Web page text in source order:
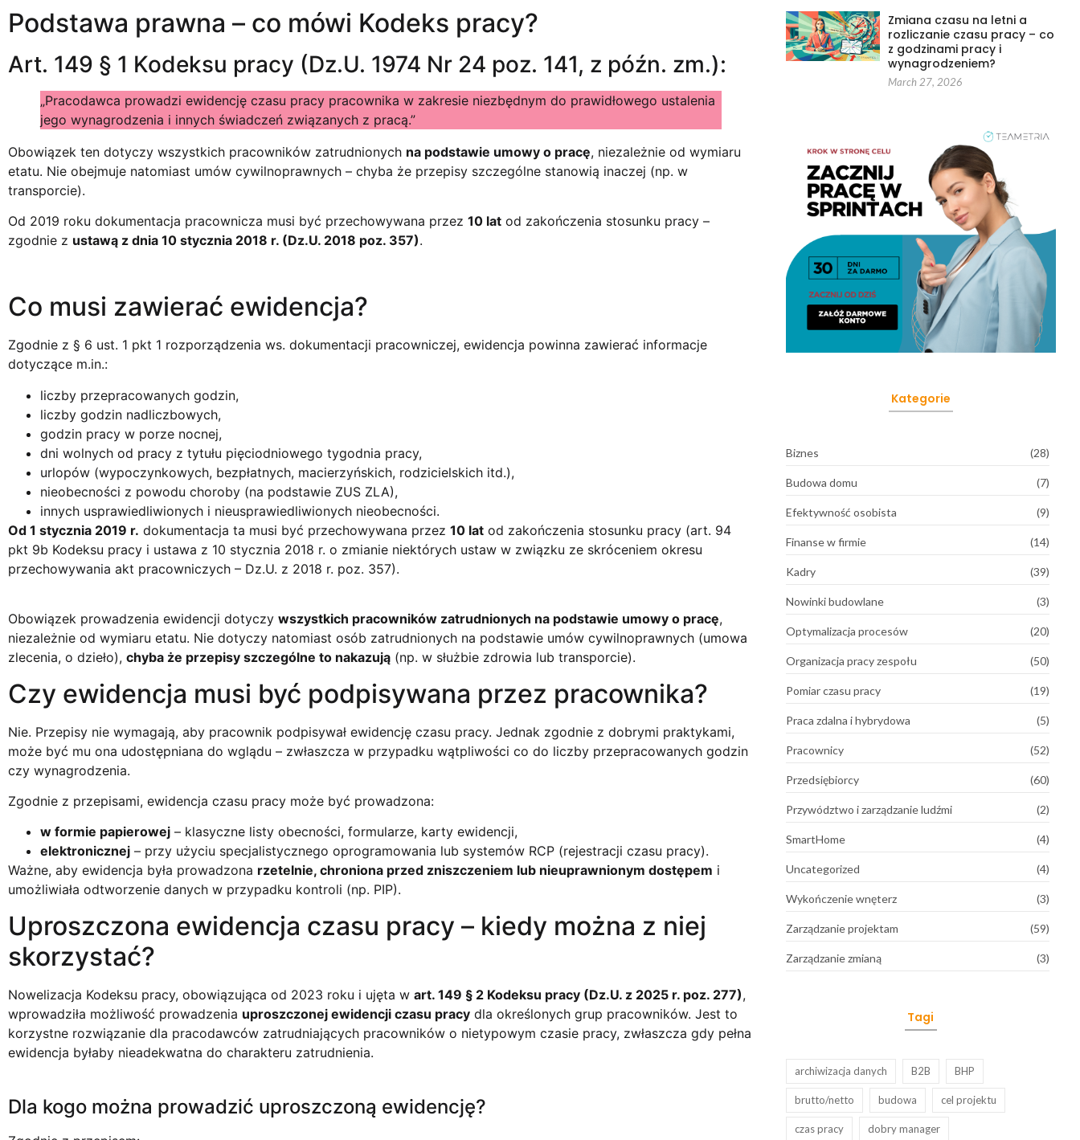
Podstawa prawna – co mówi Kodeks pracy?
Art. 149 § 1 Kodeksu pracy (Dz.U. 1974 Nr 24 poz. 141, z późn. zm.):
„Pracodawca prowadzi ewidencję czasu pracy pracownika w zakresie niezbędnym do prawidłowego ustalenia
jego wynagrodzenia i innych świadczeń związanych z pracą.”
Obowiązek ten dotyczy wszystkich pracowników zatrudnionych na podstawie umowy o pracę, niezależnie od wymiaru
etatu. Nie obejmuje natomiast umów cywilnoprawnych – chyba że przepisy szczególne stanowią inaczej (np. w
transporcie).
Od 2019 roku dokumentacja pracownicza musi być przechowywana przez 10 lat od zakończenia stosunku pracy –
zgodnie z ustawą z dnia 10 stycznia 2018 r. (Dz.U. 2018 poz. 357).
Co musi zawierać ewidencja?
Zgodnie z § 6 ust. 1 pkt 1 rozporządzenia ws. dokumentacji pracowniczej, ewidencja powinna zawierać informacje
dotyczące m.in.:
liczby przepracowanych godzin,
liczby godzin nadliczbowych,
godzin pracy w porze nocnej,
dni wolnych od pracy z tytułu pięciodniowego tygodnia pracy,
urlopów (wypoczynkowych, bezpłatnych, macierzyńskich, rodzicielskich itd.),
nieobecności z powodu choroby (na podstawie ZUS ZLA),
innych usprawiedliwionych i nieusprawiedliwionych nieobecności.
Od 1 stycznia 2019 r. dokumentacja ta musi być przechowywana przez 10 lat od zakończenia stosunku pracy (art. 94
pkt 9b Kodeksu pracy i ustawa z 10 stycznia 2018 r. o zmianie niektórych ustaw w związku ze skróceniem okresu
przechowywania akt pracowniczych – Dz.U. z 2018 r. poz. 357).
Obowiązek prowadzenia ewidencji dotyczy wszystkich pracowników zatrudnionych na podstawie umowy o pracę,
niezależnie od wymiaru etatu. Nie dotyczy natomiast osób zatrudnionych na podstawie umów cywilnoprawnych (umowa
zlecenia, o dzieło), chyba że przepisy szczególne to nakazują (np. w służbie zdrowia lub transporcie).
Czy ewidencja musi być podpisywana przez pracownika?
Nie. Przepisy nie wymagają, aby pracownik podpisywał ewidencję czasu pracy. Jednak zgodnie z dobrymi praktykami,
może być mu ona udostępniana do wglądu – zwłaszcza w przypadku wątpliwości co do liczby przepracowanych godzin
czy wynagrodzenia.
Zgodnie z przepisami, ewidencja czasu pracy może być prowadzona:
w formie papierowej – klasyczne listy obecności, formularze, karty ewidencji,
elektronicznej – przy użyciu specjalistycznego oprogramowania lub systemów RCP (rejestracji czasu pracy).
Ważne, aby ewidencja była prowadzona rzetelnie, chroniona przed zniszczeniem lub nieuprawnionym dostępem i
umożliwiała odtworzenie danych w przypadku kontroli (np. PIP).
Uproszczona ewidencja czasu pracy – kiedy można z niej
skorzystać?
Nowelizacja Kodeksu pracy, obowiązująca od 2023 roku i ujęta w art. 149 § 2 Kodeksu pracy (Dz.U. z 2025 r. poz. 277),
wprowadziła możliwość prowadzenia uproszczonej ewidencji czasu pracy dla określonych grup pracowników. Jest to
korzystne rozwiązanie dla pracodawców zatrudniających pracowników o nietypowym czasie pracy, zwłaszcza gdy pełna
ewidencja byłaby nieadekwatna do charakteru zatrudnienia.
Dla kogo można prowadzić uproszczoną ewidencję?
Zmiana czasu na letni a
rozliczanie czasu pracy – co
z godzinami pracy i
wynagrodzeniem?
March 27, 2026
Kategorie
Biznes (28)
Budowa domu (7)
Efektywność osobista (9)
Finanse w firmie (14)
Kadry (39)
Nowinki budowlane (3)
Optymalizacja procesów (20)
Organizacja pracy zespołu (50)
Pomiar czasu pracy (19)
Praca zdalna i hybrydowa (5)
Pracownicy (52)
Przedsiębiorcy (60)
Przywództwo i zarządzanie ludźmi (2)
SmartHome (4)
Uncategorized (4)
Wykończenie wnęterz (3)
Zarządzanie projektam (59)
Zarządzanie zmianą (3)
Tagi
archiwizacja danych B2B BHP
brutto/netto budowa cel projektu
czas pracy dobry manager